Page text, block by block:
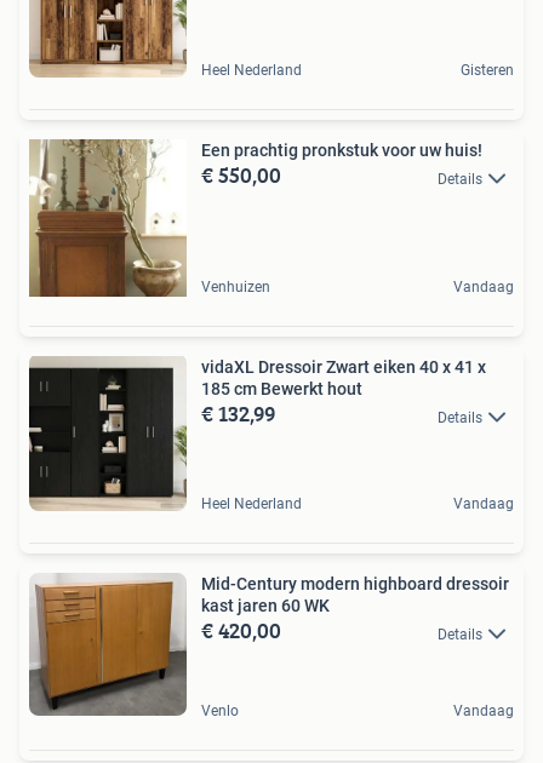
Heel Nederland Gisteren
Een prachtig pronkstuk voor uw huis!
€ 550,00 Details
Venhuizen Vandaag
vidaXL Dressoir Zwart eiken 40 x 41 x
185 cm Bewerkt hout
€ 132,99 Details
Heel Nederland Vandaag
Mid-Century modern highboard dressoir
kast jaren 60 WK
€ 420,00 Details
Venlo Vandaag